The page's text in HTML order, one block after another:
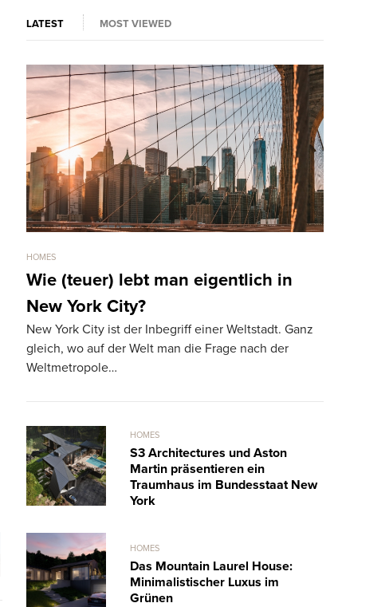
LATEST MOST VIEWED
HOMES
Wie (teuer) lebt man eigentlich in
New York City?
New York City ist der Inbegriff einer Weltstadt. Ganz
gleich, wo auf der Welt man die Frage nach der
Weltmetropole…
HOMES
S3 Architectures und Aston
Martin präsentieren ein
Traumhaus im Bundesstaat New
York
HOMES
Das Mountain Laurel House:
Minimalistischer Luxus im
Grünen